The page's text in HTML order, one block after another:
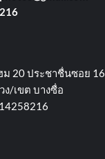
ม 20 ประชาชื่นซอย 16
/เขต บางซื่อ